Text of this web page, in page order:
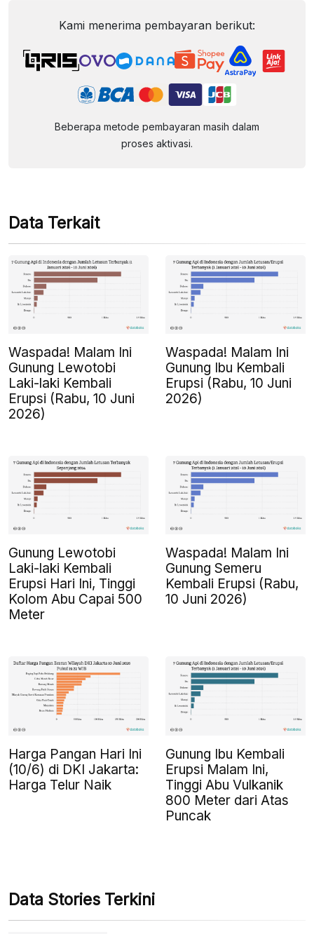
Kami menerima pembayaran berikut:
Beberapa metode pembayaran masih dalam
proses aktivasi.
Data Terkait
Waspada! Malam Ini
Gunung Lewotobi
Laki-laki Kembali
Erupsi (Rabu, 10 Juni
2026)
Waspada! Malam Ini
Gunung Ibu Kembali
Erupsi (Rabu, 10 Juni
2026)
Gunung Lewotobi
Laki-laki Kembali
Erupsi Hari Ini, Tinggi
Kolom Abu Capai 500
Meter
Waspada! Malam Ini
Gunung Semeru
Kembali Erupsi (Rabu,
10 Juni 2026)
Harga Pangan Hari Ini
(10/6) di DKI Jakarta:
Harga Telur Naik
Gunung Ibu Kembali
Erupsi Malam Ini,
Tinggi Abu Vulkanik
800 Meter dari Atas
Puncak
Data Stories Terkini